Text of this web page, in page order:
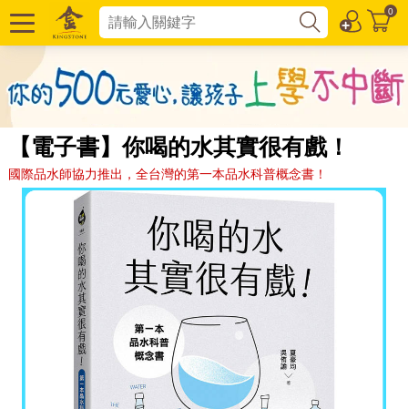
0
【電子書】你喝的水其實很有戲！
國際品水師協力推出，全台灣的第一本品水科普概念書！